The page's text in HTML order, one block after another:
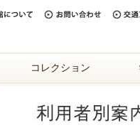
コレクション